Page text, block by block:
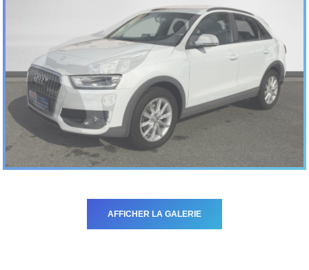
AFFICHER LA GALERIE